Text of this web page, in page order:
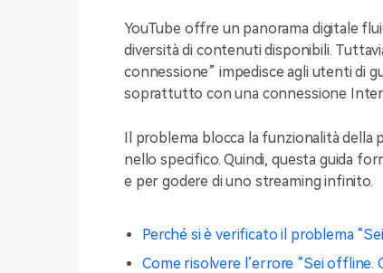
YouTube offre un panorama digitale
diversità di contenuti disponibili.
connessione” impedisce agli utenti di
soprattutto con una connessione
Il problema blocca la funzionalità della
nello specifico. Quindi, questa guida
e per godere di uno streaming infinito.
Perché si è verificato il problema
Come risolvere l’errore “Sei offline.